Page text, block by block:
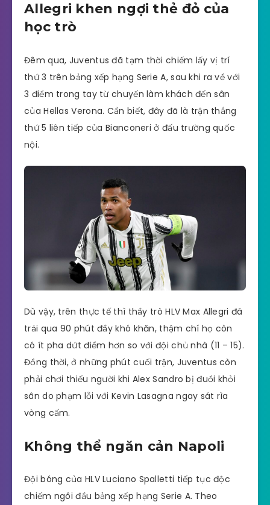
Allegri khen ngợi thẻ đỏ của
học trò
Đêm qua, Juventus đã tạm thời chiếm lấy vị trí
thứ 3 trên bảng xếp hạng Serie A, sau khi ra về với
3 điểm trong tay từ chuyến làm khách đến sân
của Hellas Verona. Cần biết, đây đã là trận thắng
thứ 5 liên tiếp của Bianconeri ở đấu trường quốc
nội.
Dù vậy, trên thực tế thì thầy trò HLV Max Allegri đã
trải qua 90 phút đầy khó khăn, thậm chí họ còn
có ít pha dứt điểm hơn so với đội chủ nhà (11 – 15).
Đồng thời, ở những phút cuối trận, Juventus còn
phải chơi thiếu người khi Alex Sandro bị đuổi khỏi
sân do phạm lỗi với Kevin Lasagna ngay sát rìa
vòng cấm.
Không thể ngăn cản Napoli
Đội bóng của HLV Luciano Spalletti tiếp tục độc
chiếm ngôi đầu bảng xếp hạng Serie A. Theo